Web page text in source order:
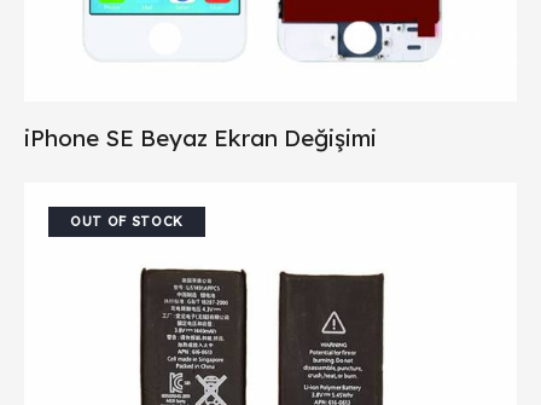
iPhone SE Beyaz Ekran Değişimi
OUT OF STOCK